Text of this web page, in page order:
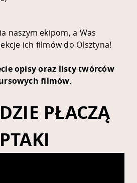
naszym ekipom, a Was
ich filmów do Olsztyna!
opisy oraz listy twórców
filmów.
PŁACZĄ
PTAKI